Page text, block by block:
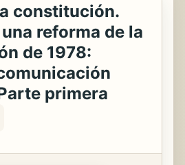
constitución.
reforma de la
de 1978:
primera